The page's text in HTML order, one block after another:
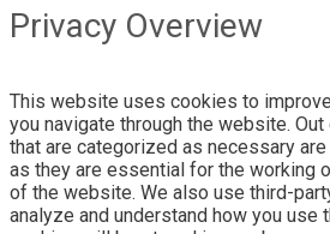
Privacy Overview
This website uses cookies to
you navigate through the website.
that are categorized as necessary
as they are essential for the working
of the website. We also use third-
analyze and understand how you use